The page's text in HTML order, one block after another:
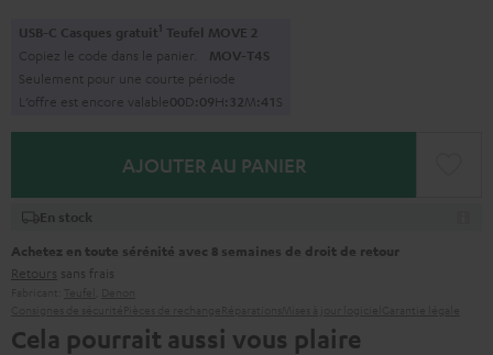
USB-C Casques gratuit1 Teufel MOVE 2
Copiez le code dans le panier. MOV-T4S
Seulement pour une courte période
L’offre est encore valable00D:09H: 32M:39S
AJOUTER AU PANIER
En stock
Achetez en toute sérénité avec 8 semaines de droit de retour
Retours sans frais
Cela pourrait aussi vous plaire